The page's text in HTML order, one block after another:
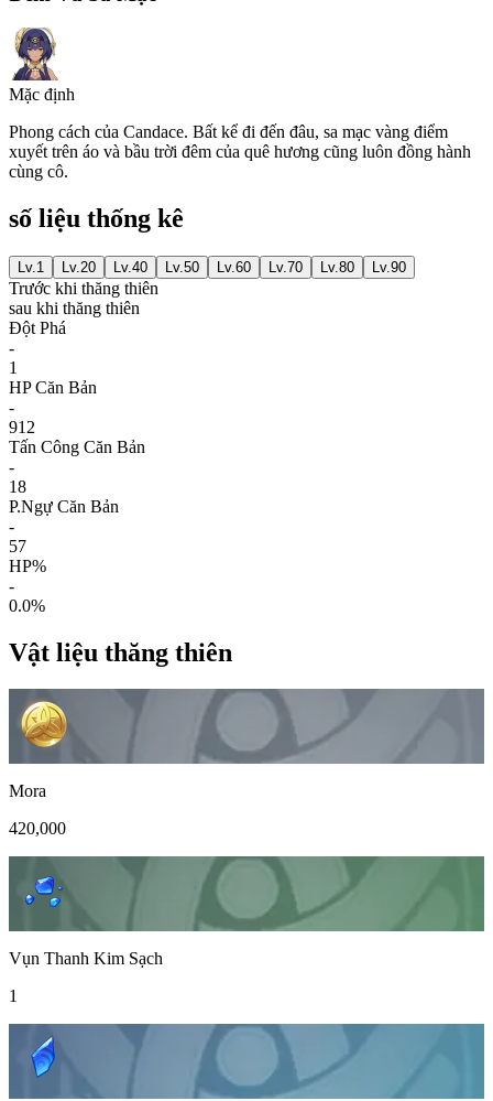
Mặc định
Phong cách của Candace. Bất kể đi đến đâu, sa mạc vàng điểm
xuyết trên áo và bầu trời đêm của quê hương cũng luôn đồng hành
cùng cô.
số liệu thống kê
Lv. 1 Lv. 20 Lv. 40 Lv. 50 Lv. 60 Lv. 70 Lv. 80 Lv. 90
Trước khi thăng thiên
sau khi thăng thiên
Đột Phá
-
1
HP Căn Bản
-
912
Tấn Công Căn Bản
-
18
P.Ngự Căn Bản
-
57
HP%
-
0.0%
Vật liệu thăng thiên
Mora
420,000
Vụn Thanh Kim Sạch
1